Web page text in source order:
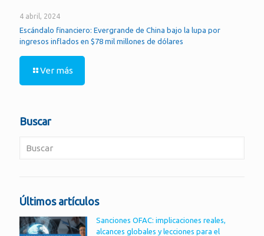
4 abril, 2024
Escándalo financiero: Evergrande de China bajo la lupa por
ingresos inflados en $78 mil millones de dólares
Ver más
Buscar
Últimos artículos
Sanciones OFAC: implicaciones reales,
alcances globales y lecciones para el